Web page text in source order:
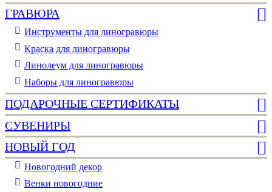
ГРАВЮРА
Инструменты для линогравюры
Краска для линогравюры
Линолеум для линогравюры
Наборы для линогравюры
ПОДАРОЧНЫЕ СЕРТИФИКАТЫ
СУВЕНИРЫ
НОВЫЙ ГОД
Новогодний декор
Венки новогодние